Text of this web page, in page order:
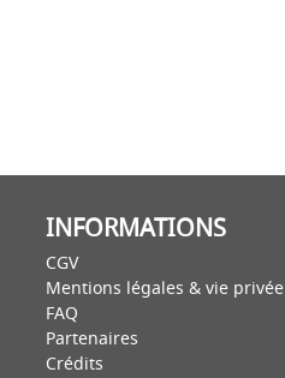
INFORMATIONS
CGV
Mentions légales & vie privée
FAQ
Partenaires
Crédits